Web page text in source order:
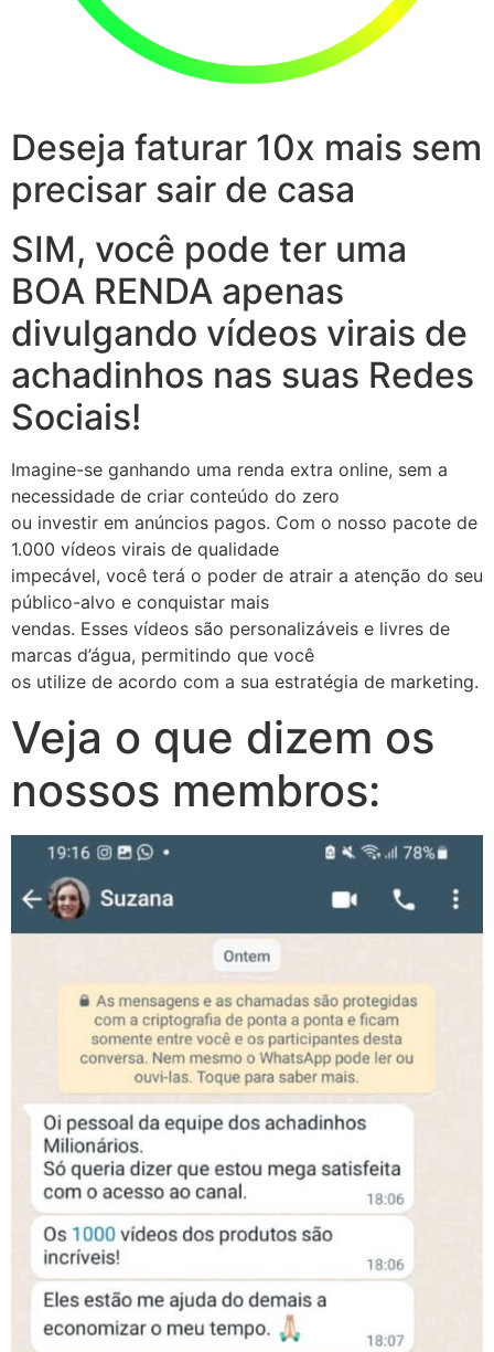
Deseja faturar 10x mais sem
precisar sair de casa
SIM, você pode ter uma
BOA RENDA apenas
divulgando vídeos virais de
achadinhos nas suas Redes
Sociais!
Imagine-se ganhando uma renda extra online, sem a
necessidade de criar conteúdo do zero
ou investir em anúncios pagos. Com o nosso pacote de
1.000 vídeos virais de qualidade
impecável, você terá o poder de atrair a atenção do seu
público-alvo e conquistar mais
vendas. Esses vídeos são personalizáveis e livres de
marcas d’água, permitindo que você
os utilize de acordo com a sua estratégia de marketing.
Veja o que dizem os
nossos membros: